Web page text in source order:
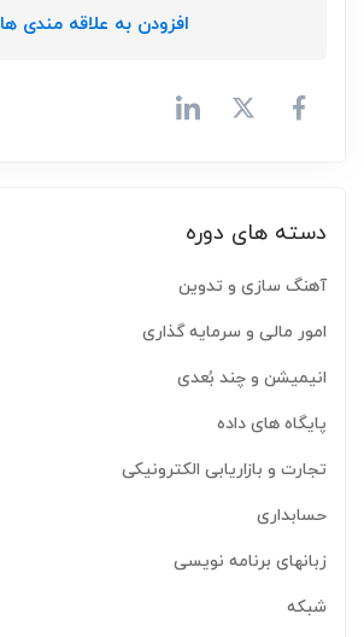
افزودن به علاقه مندی ها
دسته های دوره
آهنگ سازی و تدوین
امور مالی و سرمایه گذاری
انیمیشن و چند بُعدی
پایگاه های داده
تجارت و بازاریابی الکترونیکی
حسابداری
زبانهای برنامه نویسی
شبکه